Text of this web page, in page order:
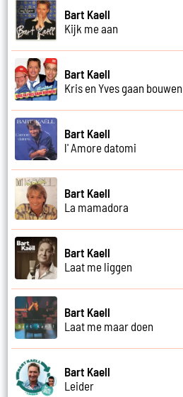
Bart Kaell
Kijk me aan
Bart Kaell
Kris en Yves gaan bouwen
Bart Kaell
l' Amore datomi
Bart Kaell
La mamadora
Bart Kaell
Laat me liggen
Bart Kaell
Laat me maar doen
Bart Kaell
Leider